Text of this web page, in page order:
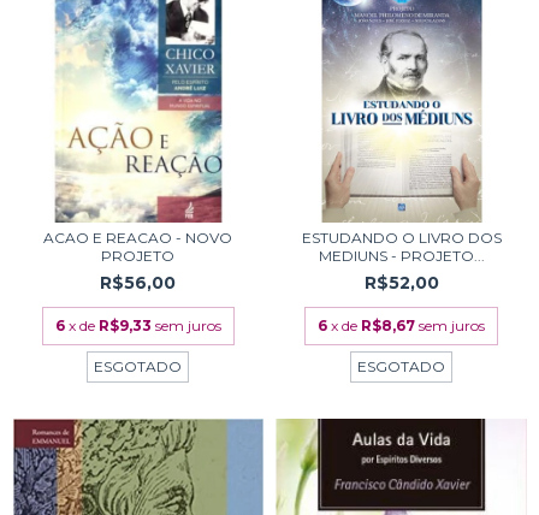
ACAO E REACAO - NOVO
PROJETO
R$56,00
6 x de R$9,33 sem juros
ESGOTADO
ESTUDANDO O LIVRO DOS
MEDIUNS - PROJETO...
R$52,00
6 x de R$8,67 sem juros
ESGOTADO